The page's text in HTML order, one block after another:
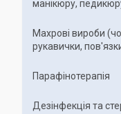
манікюру,
Махрові вироби
рукавички,
Парафінотерапія
Дезінфекція та